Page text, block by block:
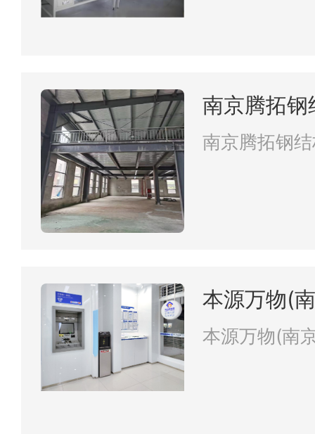
南京腾拓钢
南京腾拓钢
本源万物(
公司
本源万物(南